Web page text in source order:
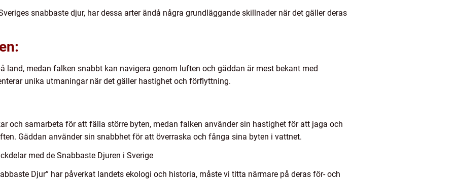
snabbaste djur, har dessa arter ändå några grundläggande skillnader när det gäller deras
land, medan falken snabbt kan navigera genom luften och gäddan är mest bekant med
unika utmaningar när det gäller hastighet och förflyttning.
och samarbeta för att fälla större byten, medan falken använder sin hastighet för att jaga och
Gäddan använder sin snabbhet för att överraska och fånga sina byten i vattnet.
med de Snabbaste Djuren i Sverige
Djur” har påverkat landets ekologi och historia, måste vi titta närmare på deras för- och